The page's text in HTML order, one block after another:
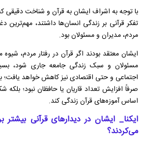
با توجه به اشراف ایشان به قرآن و شناخت دقیقی
تفکر قرآنی بر زندگی انسان‌ها داشتند،
مردم، مدیران و مسئولان بود.
ایشان معتقد بودند اگر قرآن در رفتار مردم،
مسئولان و سبک زندگی جامعه جاری شود،
اجتماعی و حتی اقتصادی نیز کاهش خواهد یافت؛
صرفاً افزایش تعداد قاریان یا حافظان نبود؛
اساس آموزه‌های قرآن زندگی کند.
ایکنا_ ایشان در دیدار‌های قرآنی بیشتر
می‌کردند؟